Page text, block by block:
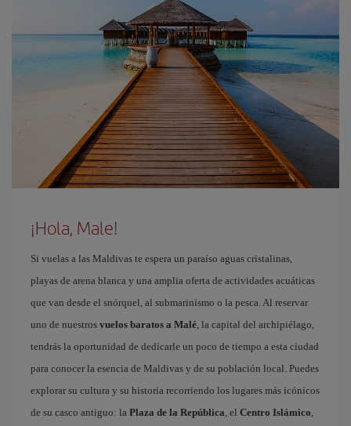
¡Hola, Male!
Si vuelas a las Maldivas te espera un paraíso aguas cristalinas,
playas de arena blanca y una amplia oferta de actividades acuáticas
que van desde el snórquel, al submarinismo o la pesca. Al reservar
uno de nuestros vuelos baratos a Malé , la capital del archipiélago,
tendrás la oportunidad de dedicarle un poco de tiempo a esta ciudad
para conocer la esencia de Maldivas y de su población local. Puedes
explorar su cultura y su historia recorriendo los lugares más icónicos
de su casco antiguo: la Plaza de la República , el Centro Islámico